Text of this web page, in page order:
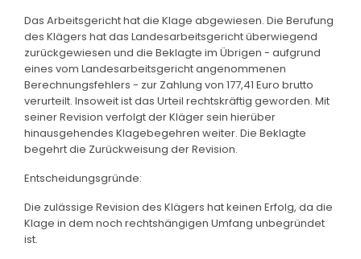
Das Arbeitsgericht hat die Klage abgewiesen. Die Berufung
des Klägers hat das Landesarbeitsgericht überwiegend
zurückgewiesen und die Beklagte im Übrigen - aufgrund
eines vom Landesarbeitsgericht angenommenen
Berechnungsfehlers - zur Zahlung von 177,41 Euro brutto
verurteilt. Insoweit ist das Urteil rechtskräftig geworden. Mit
seiner Revision verfolgt der Kläger sein hierüber
hinausgehendes Klagebegehren weiter. Die Beklagte
begehrt die Zurückweisung der Revision.
Entscheidungsgründe:
Die zulässige Revision des Klägers hat keinen Erfolg, da die
Klage in dem noch rechtshängigen Umfang unbegründet
ist.